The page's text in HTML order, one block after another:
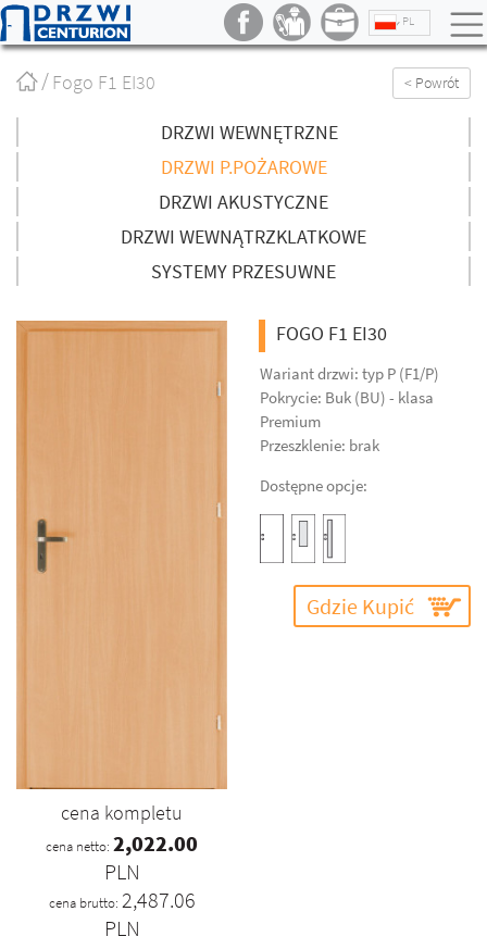
PL
StronaFogo F1 EI30 < Powrót
DRZWI WEWNĘTRZNE
DRZWI P.POŻAROWE
DRZWI AKUSTYCZNE
DRZWI WEWNĄTRZKLATKOWE
SYSTEMY PRZESUWNE
cena kompletu
cena netto: 2,022.00
PLN
cena brutto: 2,487.06
PLN
FOGO F1 EI30
Wariant drzwi: typ P (F1/P)
Pokrycie: Buk (BU) - klasa
Premium
Przeszklenie: brak
Dostępne opcje:
Gdzie Kupić